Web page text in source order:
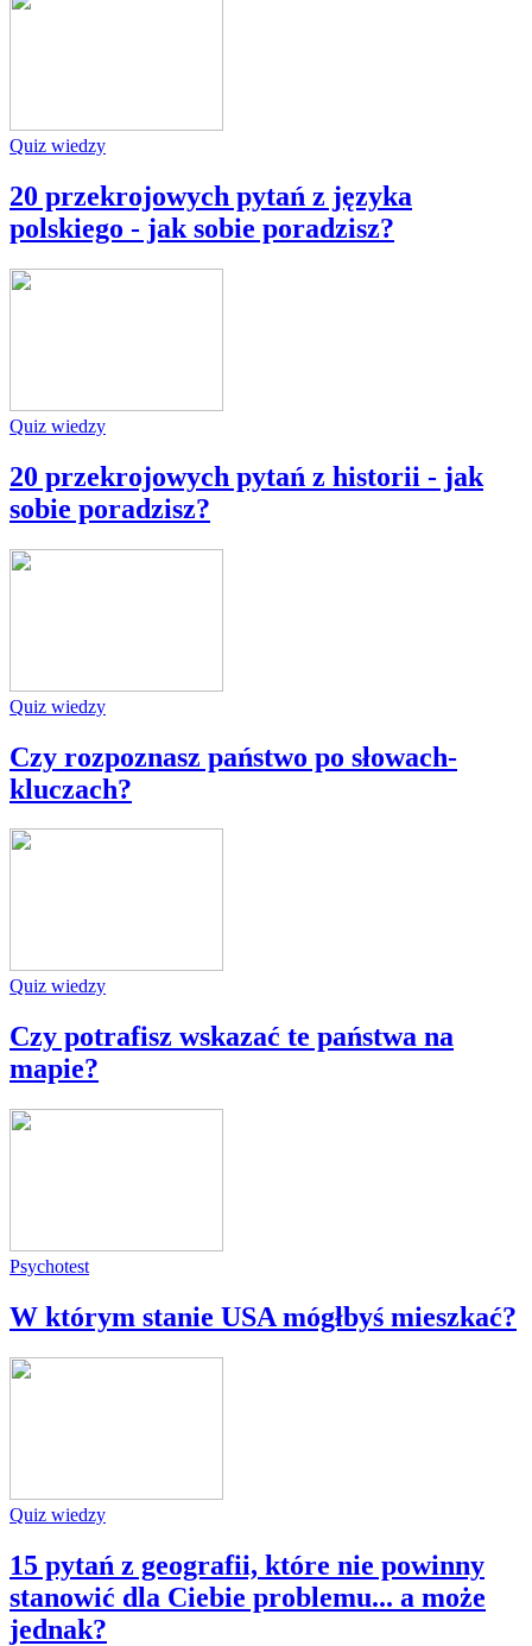
Quiz wiedzy
20 przekrojowych pytań z języka
polskiego - jak sobie poradzisz?
Quiz wiedzy
20 przekrojowych pytań z historii - jak
sobie poradzisz?
Quiz wiedzy
Czy rozpoznasz państwo po słowach-
kluczach?
Quiz wiedzy
Czy potrafisz wskazać te państwa na
mapie?
Psychotest
W którym stanie USA mógłbyś mieszkać?
Quiz wiedzy
15 pytań z geografii, które nie powinny
stanowić dla Ciebie problemu... a może
jednak?